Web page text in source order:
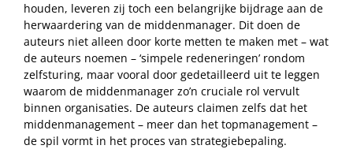
houden, leveren zij toch een belangrijke bijdrage aan de
herwaardering van de middenmanager. Dit doen de
auteurs niet alleen door korte metten te maken met – wat
de auteurs noemen – ‘simpele redeneringen’ rondom
zelfsturing, maar vooral door gedetailleerd uit te leggen
waarom de middenmanager zo’n cruciale rol vervult
binnen organisaties. De auteurs claimen zelfs dat het
middenmanagement – meer dan het topmanagement –
de spil vormt in het proces van strategiebepaling.